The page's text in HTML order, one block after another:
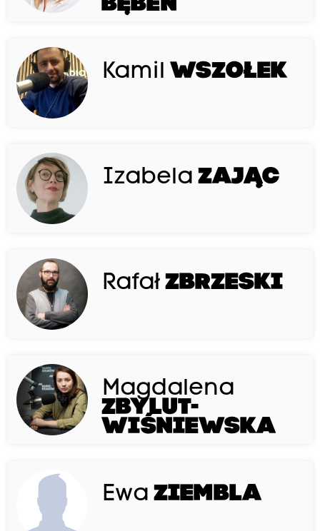
BĘBEN
Kamil WSZOŁEK
IzabelaZAJĄC
RafałZBRZESKI
Magdalena
ZBYLUT-
WIŚNIEWSKA
EwaZIEMBLA